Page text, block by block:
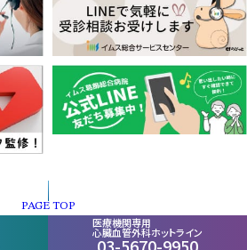
医療機関専用
心臓血管外科ホットライン
PAGE TOP
ページ一覧・もくじ